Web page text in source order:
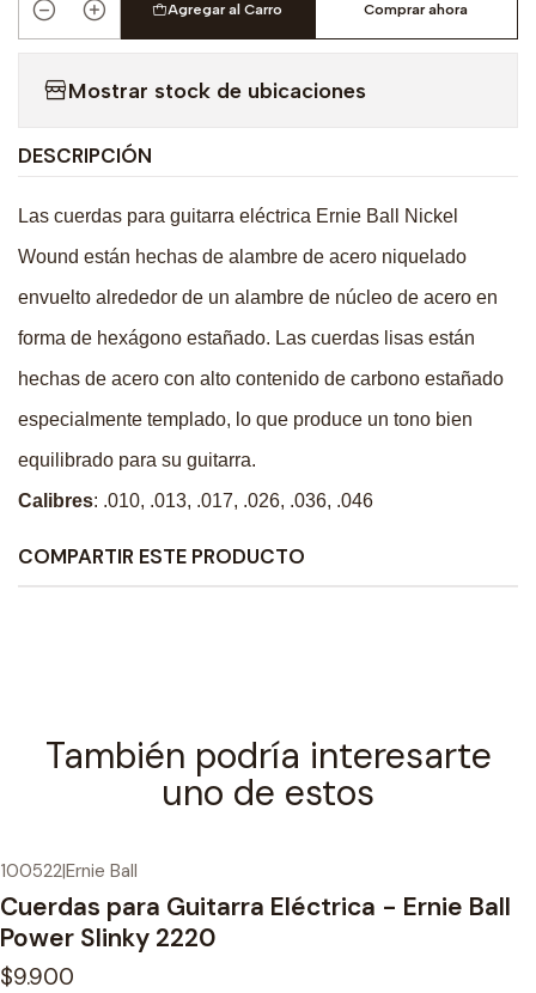
Cantidad
Agregar al Carro Comprar ahora
Mostrar stock de ubicaciones
DESCRIPCIÓN
Las cuerdas para guitarra eléctrica Ernie Ball Nickel
Wound están hechas de alambre de acero niquelado
envuelto alrededor de un alambre de núcleo de acero en
forma de hexágono estañado. Las cuerdas lisas están
hechas de acero con alto contenido de carbono estañado
especialmente templado, lo que produce un tono bien
equilibrado para su guitarra.
Calibres: .010, .013, .017, .026, .036, .046
COMPARTIR ESTE PRODUCTO
También podría interesarte
uno de estos
100522|Ernie Ball
Cuerdas para Guitarra Eléctrica - Ernie Ball
Power Slinky 2220
$9.900